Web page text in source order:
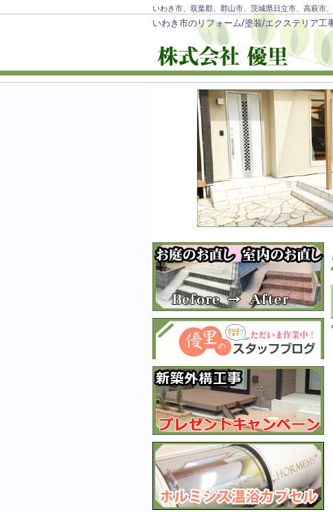
いわき市、双葉郡、郡山市、茨城県日立市、高萩市
いわき市のリフォーム/塗装/エクステリア工